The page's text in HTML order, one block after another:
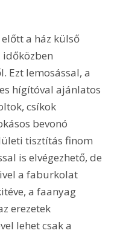
a ház külső
Ezt lemosással, a
hígítóval ajánlatos
csíkok
bevonó
tisztítás finom
is elvégezhető, de
a faburkolat
a faanyag
erezetek
lehet csak a